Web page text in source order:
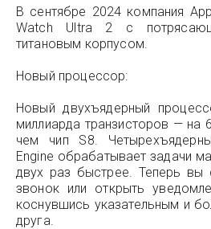
В сентябре 2024 компания
Watch Ultra 2 с
титановым корпусом.
Новый процессор:
Новый двухъядерный
миллиарда транзисторов — на
чем чип S8.
Engine обрабатывает задачи
двух раз быстрее. Теперь вы
звонок или открыть
коснувшись указательным и
друга.